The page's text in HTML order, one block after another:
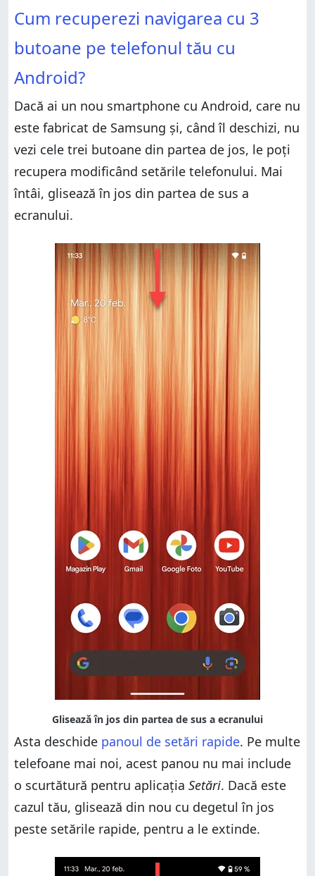
Cum recuperezi navigarea cu 3
butoane pe telefonul tău cu
Android?
Dacă ai un nou smartphone cu Android, care nu
este fabricat de Samsung și, când îl deschizi, nu
vezi cele trei butoane din partea de jos, le poți
recupera modificând setările telefonului. Mai
întâi, glisează în jos din partea de sus a
ecranului.
Asta deschide panoul de setări rapide. Pe multe
telefoane mai noi, acest panou nu mai include
o scurtătură pentru aplicația Setări. Dacă este
cazul tău, glisează din nou cu degetul în jos
peste setările rapide, pentru a le extinde.